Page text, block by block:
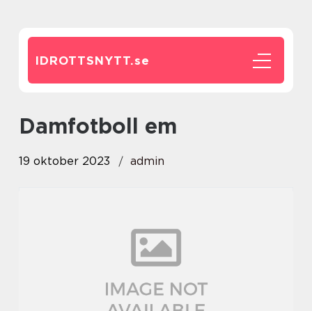
IDROTTSNYTT.se
damfotboll em
19 oktober 2023 admin